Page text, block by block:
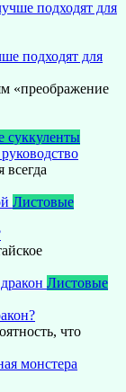
подходят для
«преображение
суккуленты
Листовые
Листовые
что